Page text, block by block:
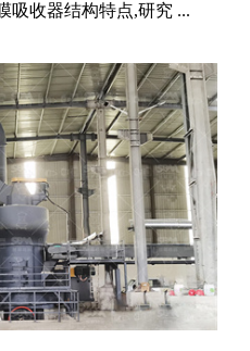
吸收器结构特点,研究 ...